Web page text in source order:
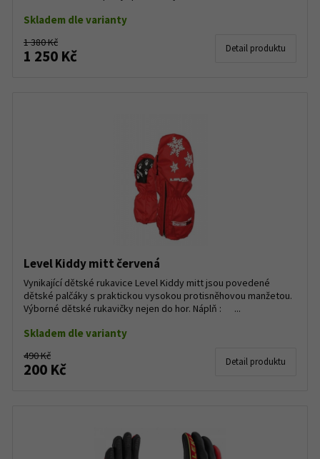
Skladem dle varianty
1 380 Kč
1 250 Kč Detail produktu
Level Kiddy mitt červená
Vynikající dětské rukavice Level Kiddy mitt jsou povedené
dětské palčáky s praktickou vysokou protisněhovou manžetou.
Výborné dětské rukavičky nejen do hor. Náplň : ...
Skladem dle varianty
490 Kč
200 Kč Detail produktu